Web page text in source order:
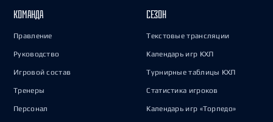
КОМАНДА
Правление
Руководство
Игровой состав
Тренеры
Персонал
СЕЗОН
Текстовые трансляции
Календарь игр КХЛ
Турнирные таблицы КХЛ
Статистика игроков
Календарь игр «Торпедо»